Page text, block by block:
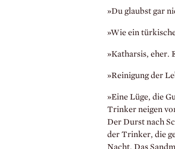
»Du glaubst gar
»Wie ein
»Katharsis, eher.
»Reinigung der
»Eine Lüge, die
Trinker neigen
Der Durst nach
der Trinker, die
Nacht. Das